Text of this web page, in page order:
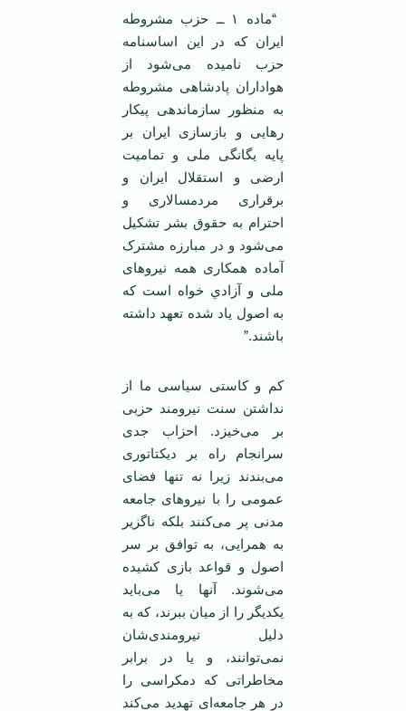
‏ “ماده ۱ ــ حزب مشروطه
ايران که در ‏اين اساسنامه
حزب ناميده می‌شود از
‏هواداران پادشاهی مشروطه
به منظور ‏سازماندهی پيکار
رهايی و بازسازی ايران ‏بر
پايه يگانگی ملی و تماميت
ارضی و ‏استقلال ايران و
برقراری مردمسالاری و
‏احترام به حقوق بشر تشکيل
می‌شود و در ‏مبارزه مشترک
آماده همکاری همه ‏نيروهای
ملی و آزادي خواه است که
به اصول ‏ياد شده تعهد داشته
باشند.”‏
کم و کاستی سياسی ما از
نداشتن سنت ‏نيرومند حزبی
بر می‌خيزد. احزاب جدی
‏سرانجام راه بر ديکتاتوری
می‌بندند زيرا نه ‏تنها فضای
عمومی ‌را با نيروهای جامعه
‏مدنی پر می‌کنند بلکه ناگزير
به همرايی، به ‏توافق بر سر
اصول و قواعد بازی کشيده
می‌‏شوند. آنها يا می‌بايد
يکديگر را از ميان ‏ببرند، که به
دليل نيرومندی‌شان
نمی‌توانند، ‏و يا در برابر
مخاطراتی که دمکراسی را
در ‏هر جامعه‌ای تهديد می‌کند